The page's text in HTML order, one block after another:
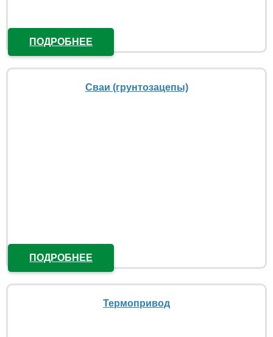
ПОДРОБНЕЕ
Сваи (грунтозацепы)
ПОДРОБНЕЕ
Термопривод